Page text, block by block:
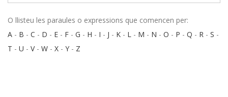
O llisteu les paraules o expressions que comencen per:
A - B - C - D - E - F - G - H - I - J - K - L - M - N - O - P - Q - R - S -
T - U - V- W - X - Y - Z